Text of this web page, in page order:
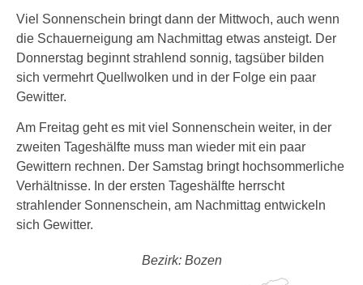
Viel Sonnenschein bringt dann der Mittwoch, auch wenn
die Schauerneigung am Nachmittag etwas ansteigt. Der
Donnerstag beginnt strahlend sonnig, tagsüber bilden
sich vermehrt Quellwolken und in der Folge ein paar
Gewitter.
Am Freitag geht es mit viel Sonnenschein weiter, in der
zweiten Tageshälfte muss man wieder mit ein paar
Gewittern rechnen. Der Samstag bringt hochsommerliche
Verhältnisse. In der ersten Tageshälfte herrscht
strahlender Sonnenschein, am Nachmittag entwickeln
sich Gewitter.
Bezirk: Bozen